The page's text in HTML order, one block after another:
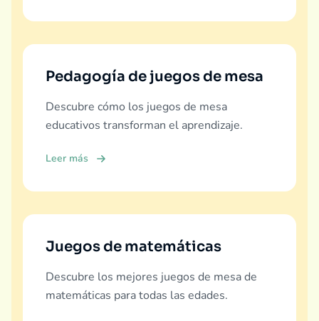
Pedagogía de juegos de mesa
Descubre cómo los juegos de mesa
educativos transforman el aprendizaje.
Leer más
Juegos de matemáticas
Descubre los mejores juegos de mesa de
matemáticas para todas las edades.